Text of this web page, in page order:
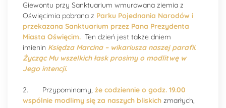
Giewontu przy Sanktuarium wmurowana ziemia z
Oświęcimia pobrana z Parku Pojednania Narodów i
przekazana Sanktuarium przez Pana Prezydenta
Miasta Oświęcim. Ten dzień jest także dniem
imienin Księdza Marcina – wikariusza naszej parafii.
Życząc Mu wszelkich łask prosimy o modlitwę w
Jego intencji.
2. Przypominamy, że codziennie o godz. 19.00
wspólnie modlimy się za naszych bliskich zmarłych,